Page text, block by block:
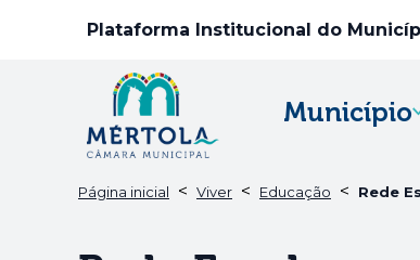
Plataforma Institucional do
Município
Página inicial < Viver < Educação < Rede